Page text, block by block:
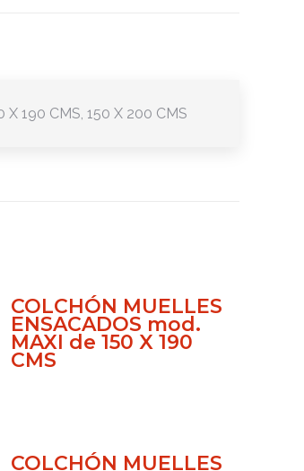
X 190 CMS, 150 X 200 CMS
COLCHÓN MUELLES
ENSACADOS mod.
MAXI de 150 X 190
CMS
COLCHÓN MUELLES